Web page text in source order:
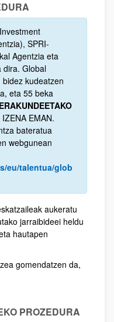
SPRI-
Agentzia eta
dira. Global
kudeatzen
eta 55 beka
ERAKUNDEETAKO
EMAN.
bateratua
webgunean
eu/talentua/glob
aukeratu
jarraibideei heldu
hautapen
gomendatzen da,
PROZEDURA